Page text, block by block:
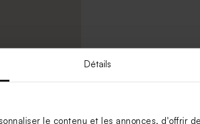
Détails
le contenu et les annonces, d'offrir